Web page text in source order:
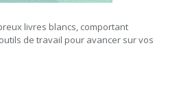
livres blancs, comportant
de travail pour avancer sur vos